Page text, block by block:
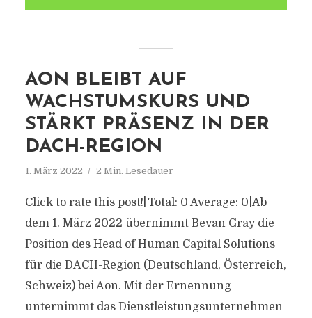
AON BLEIBT AUF
WACHSTUMSKURS UND
STÄRKT PRÄSENZ IN DER
DACH-REGION
1. März 2022 2 Min. Lesedauer
Click to rate this post![Total: 0 Average: 0]Ab
dem 1. März 2022 übernimmt Bevan Gray die
Position des Head of Human Capital Solutions
für die DACH-Region (Deutschland, Österreich,
Schweiz) bei Aon. Mit der Ernennung
unternimmt das Dienstleistungsunternehmen